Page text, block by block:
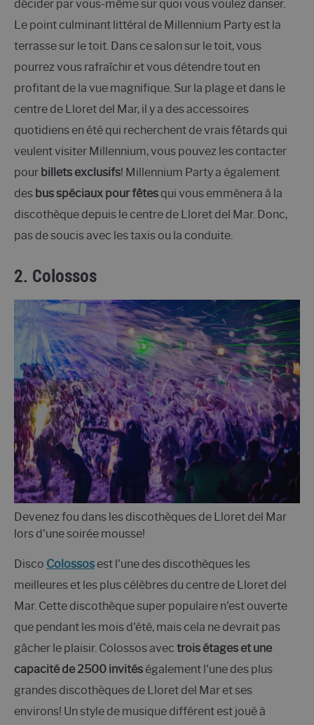
décider par vous-même sur quoi vous voulez danser.
Le point culminant littéral de Millennium Party est la
terrasse sur le toit. Dans ce salon sur le toit, vous
pourrez vous rafraîchir et vous détendre tout en
profitant de la vue magnifique. Sur la plage et dans le
centre de Lloret del Mar, il y a des accessoires
quotidiens en été qui recherchent de vrais fêtards qui
veulent visiter Millennium, vous pouvez les contacter
pour billets exclusifs! Millennium Party a également
des bus spéciaux pour fêtes qui vous emmènera à la
discothèque depuis le centre de Lloret del Mar. Donc,
pas de soucis avec les taxis ou la conduite.
2. Colossos
Devenez fou dans les discothèques de Lloret del Mar
lors d'une soirée mousse!
Disco Colossosest l'une des discothèques les
meilleures et les plus célèbres du centre de Lloret del
Mar. Cette discothèque super populaire n'est ouverte
que pendant les mois d'été, mais cela ne devrait pas
gâcher le plaisir. Colossos avec trois étages et une
capacité de 2500 invitéségalement l'une des plus
grandes discothèques de Lloret del Mar et ses
environs! Un style de musique différent est joué à